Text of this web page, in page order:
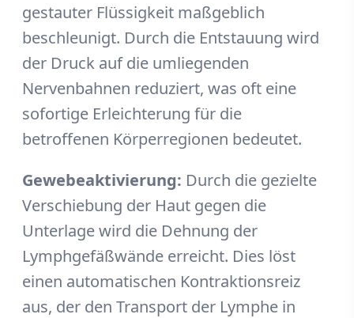
gestauter Flüssigkeit maßgeblich
beschleunigt. Durch die Entstauung wird
der Druck auf die umliegenden
Nervenbahnen reduziert, was oft eine
sofortige Erleichterung für die
betroffenen Körperregionen bedeutet.
Gewebeaktivierung: Durch die gezielte
Verschiebung der Haut gegen die
Unterlage wird die Dehnung der
Lymphgefäßwände erreicht. Dies löst
einen automatischen Kontraktionsreiz
aus, der den Transport der Lymphe in